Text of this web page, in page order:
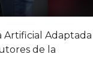
Adaptada
de la